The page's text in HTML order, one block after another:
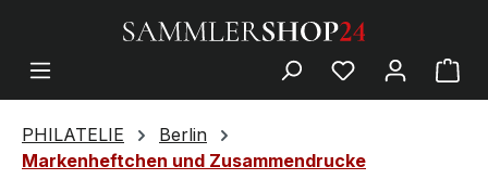
PHILATELIE
Berlin
Markenheftchen und Zusammendrucke